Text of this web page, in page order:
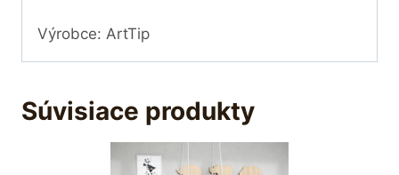
Výrobce: ArtTip
Súvisiace produkty